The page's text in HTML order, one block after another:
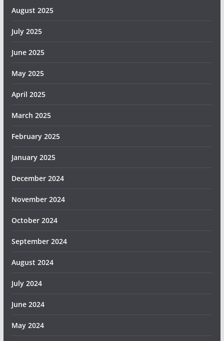
August 2025
July 2025
June 2025
May 2025
April 2025
March 2025
February 2025
January 2025
December 2024
November 2024
October 2024
September 2024
August 2024
July 2024
June 2024
May 2024